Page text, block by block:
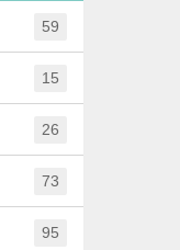
59
15
26
73
95